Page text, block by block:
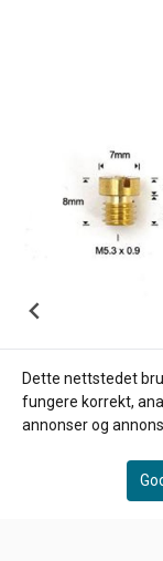
Dette nettstedet
fungere korrekt,
annonser og